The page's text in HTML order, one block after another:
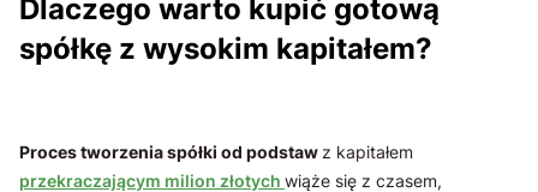
Dlaczego warto kupić gotową
spółkę z wysokim kapitałem?
Proces tworzenia spółki od podstaw z kapitałem
przekraczającym milion złotych wiąże się z czasem,